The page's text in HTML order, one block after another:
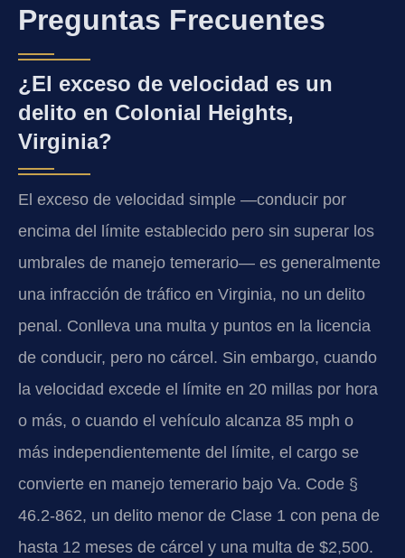
Preguntas Frecuentes
¿El exceso de velocidad es un
delito en Colonial Heights,
Virginia?
El exceso de velocidad simple —conducir por
encima del límite establecido pero sin superar los
umbrales de manejo temerario— es generalmente
una infracción de tráfico en Virginia, no un delito
penal. Conlleva una multa y puntos en la licencia
de conducir, pero no cárcel. Sin embargo, cuando
la velocidad excede el límite en 20 millas por hora
o más, o cuando el vehículo alcanza 85 mph o
más independientemente del límite, el cargo se
convierte en manejo temerario bajo Va. Code §
46.2-862, un delito menor de Clase 1 con pena de
hasta 12 meses de cárcel y una multa de $2,500.